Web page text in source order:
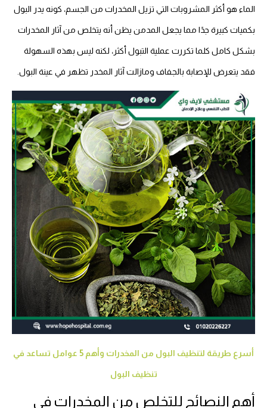
الماء هو أكثر المشروبات التي تزيل المخدرات من الجسم، كونه يدر البول
بكميات كبيرة جدًا مما يجعل المدمن يظن أنه يتخلص من آثار المخدرات
بشكل كامل كلما تكررت عملية التبول أكثر، لكنه ليس بهذه السهولة
فقد يتعرض للإصابة بالجفاف ومازالت آثار المخدر تظهر في عينة البول.
أسرع طريقة لتنظيف البول من المخدرات وأهم 5 عوامل تساعد في
تنظيف البول
أهم النصائح للتخلص من المخدرات في